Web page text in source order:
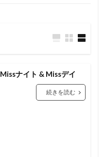
Missナイト & Missデイ
続きを読む